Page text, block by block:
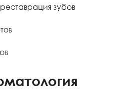
зубов